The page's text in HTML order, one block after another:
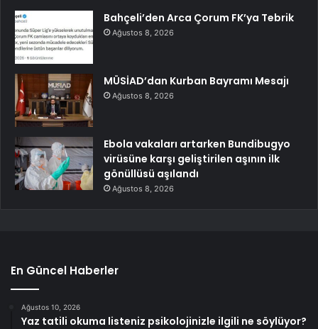
Bahçeli’den Arca Çorum FK’ya Tebrik
Ağustos 8, 2026
MÜSİAD’dan Kurban Bayramı Mesajı
Ağustos 8, 2026
Ebola vakaları artarken Bundibugyo
virüsüne karşı geliştirilen aşının ilk
gönüllüsü aşılandı
Ağustos 8, 2026
En Güncel Haberler
Ağustos 10, 2026
Yaz tatili okuma listeniz psikolojinizle ilgili ne söylüyor?